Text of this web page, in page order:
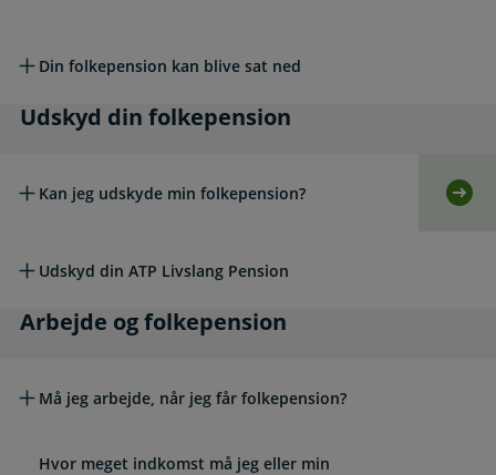
Din folkepension kan blive sat ned
Udskyd din folkepension
Udskyd din folkepension
Kan jeg udskyde min folkepension?
Udskyd din ATP Livslang Pension
Arbejde og folkepension
Arbejde og folkepension
Må jeg arbejde, når jeg får folkepension?
Hvor meget indkomst må jeg eller min